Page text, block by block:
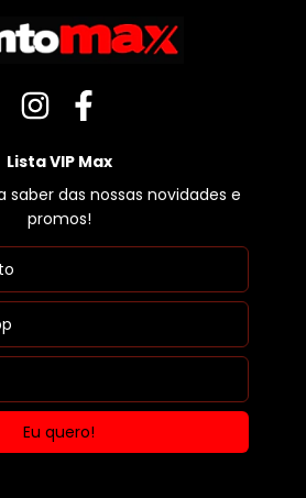
Lista VIP Max
saber das nossas novidades e
promos!